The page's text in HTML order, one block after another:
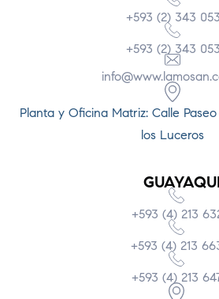
+593 (2) 343
+593 (2) 343
Planta y Oficina Matriz: Calle
los Luceros
+593 (4) 213
+593 (4) 213
+593 (4) 213